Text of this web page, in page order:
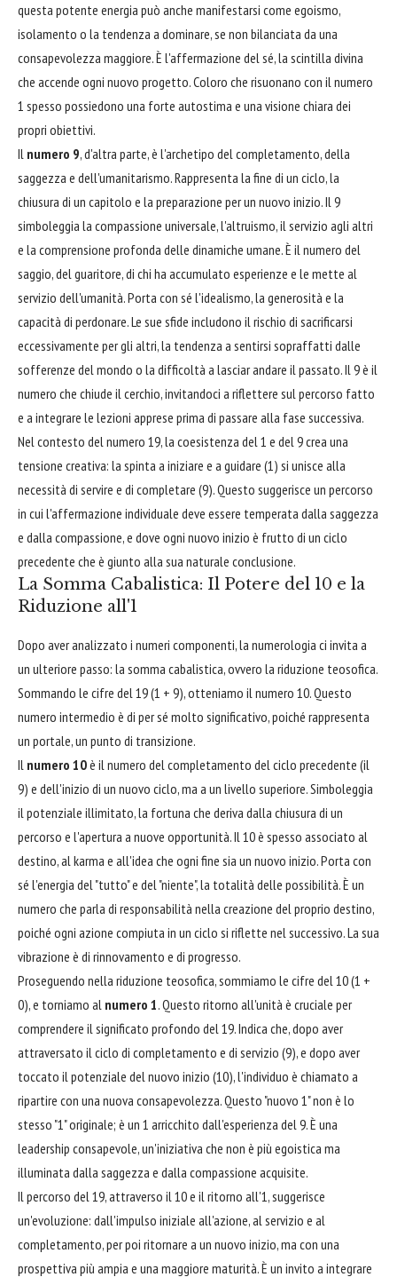
questa potente energia può anche manifestarsi come egoismo,
isolamento o la tendenza a dominare, se non bilanciata da una
consapevolezza maggiore. È l'affermazione del sé, la scintilla divina
che accende ogni nuovo progetto. Coloro che risuonano con il numero
1 spesso possiedono una forte autostima e una visione chiara dei
propri obiettivi.
Il numero 9, d'altra parte, è l'archetipo del completamento, della
saggezza e dell'umanitarismo. Rappresenta la fine di un ciclo, la
chiusura di un capitolo e la preparazione per un nuovo inizio. Il 9
simboleggia la compassione universale, l'altruismo, il servizio agli altri
e la comprensione profonda delle dinamiche umane. È il numero del
saggio, del guaritore, di chi ha accumulato esperienze e le mette al
servizio dell'umanità. Porta con sé l'idealismo, la generosità e la
capacità di perdonare. Le sue sfide includono il rischio di sacrificarsi
eccessivamente per gli altri, la tendenza a sentirsi sopraffatti dalle
sofferenze del mondo o la difficoltà a lasciar andare il passato. Il 9 è il
numero che chiude il cerchio, invitandoci a riflettere sul percorso fatto
e a integrare le lezioni apprese prima di passare alla fase successiva.
Nel contesto del numero 19, la coesistenza del 1 e del 9 crea una
tensione creativa: la spinta a iniziare e a guidare (1) si unisce alla
necessità di servire e di completare (9). Questo suggerisce un percorso
in cui l'affermazione individuale deve essere temperata dalla saggezza
e dalla compassione, e dove ogni nuovo inizio è frutto di un ciclo
precedente che è giunto alla sua naturale conclusione.
La Somma Cabalistica: Il Potere del 10 e la
Riduzione all'1
Dopo aver analizzato i numeri componenti, la numerologia ci invita a
un ulteriore passo: la somma cabalistica, ovvero la riduzione teosofica.
Sommando le cifre del 19 (1 + 9), otteniamo il numero 10. Questo
numero intermedio è di per sé molto significativo, poiché rappresenta
un portale, un punto di transizione.
Il numero 10è il numero del completamento del ciclo precedente (il
9) e dell'inizio di un nuovo ciclo, ma a un livello superiore. Simboleggia
il potenziale illimitato, la fortuna che deriva dalla chiusura di un
percorso e l'apertura a nuove opportunità. Il 10 è spesso associato al
destino, al karma e all'idea che ogni fine sia un nuovo inizio. Porta con
sé l'energia del "tutto" e del "niente", la totalità delle possibilità. È un
numero che parla di responsabilità nella creazione del proprio destino,
poiché ogni azione compiuta in un ciclo si riflette nel successivo. La sua
vibrazione è di rinnovamento e di progresso.
Proseguendo nella riduzione teosofica, sommiamo le cifre del 10 (1 +
0), e torniamo al numero 1. Questo ritorno all'unità è cruciale per
comprendere il significato profondo del 19. Indica che, dopo aver
attraversato il ciclo di completamento e di servizio (9), e dopo aver
toccato il potenziale del nuovo inizio (10), l'individuo è chiamato a
ripartire con una nuova consapevolezza. Questo "nuovo 1" non è lo
stesso "1" originale; è un 1 arricchito dall'esperienza del 9. È una
leadership consapevole, un'iniziativa che non è più egoistica ma
illuminata dalla saggezza e dalla compassione acquisite.
Il percorso del 19, attraverso il 10 e il ritorno all'1, suggerisce
un'evoluzione: dall'impulso iniziale all'azione, al servizio e al
completamento, per poi ritornare a un nuovo inizio, ma con una
prospettiva più ampia e una maggiore maturità. È un invito a integrare